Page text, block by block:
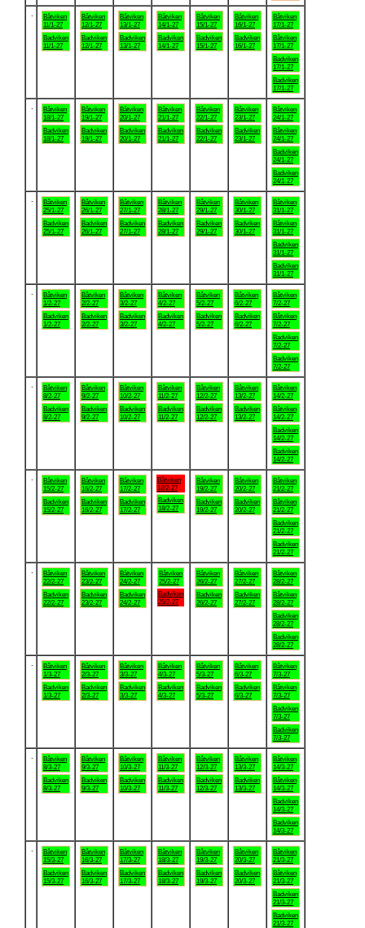
Båtviken
11/1-27
Badviken
11/1-27
Båtviken
12/1-27
Badviken
12/1-27
Båtviken
13/1-27
Badviken
13/1-27
Båtviken
14/1-27
Badviken
14/1-27
Båtviken
15/1-27
Badviken
15/1-27
Båtviken
16/1-27
Badviken
16/1-27
Båtviken
17/1-27
Båtviken
17/1-27
Badviken
17/1-27
Badviken
17/1-27
Båtviken
18/1-27
Badviken
18/1-27
Båtviken
19/1-27
Badviken
19/1-27
Båtviken
20/1-27
Badviken
20/1-27
Båtviken
21/1-27
Badviken
21/1-27
Båtviken
22/1-27
Badviken
22/1-27
Båtviken
23/1-27
Badviken
23/1-27
Båtviken
24/1-27
Båtviken
24/1-27
Badviken
24/1-27
Badviken
24/1-27
Båtviken
25/1-27
Badviken
25/1-27
Båtviken
26/1-27
Badviken
26/1-27
Båtviken
27/1-27
Badviken
27/1-27
Båtviken
28/1-27
Badviken
28/1-27
Båtviken
29/1-27
Badviken
29/1-27
Båtviken
30/1-27
Badviken
30/1-27
Båtviken
31/1-27
Båtviken
31/1-27
Badviken
31/1-27
Badviken
31/1-27
Båtviken
1/2-27
Badviken
1/2-27
Båtviken
2/2-27
Badviken
2/2-27
Båtviken
3/2-27
Badviken
3/2-27
Båtviken
4/2-27
Badviken
4/2-27
Båtviken
5/2-27
Badviken
5/2-27
Båtviken
6/2-27
Badviken
6/2-27
Båtviken
7/2-27
Båtviken
7/2-27
Badviken
7/2-27
Badviken
7/2-27
Båtviken
8/2-27
Badviken
8/2-27
Båtviken
9/2-27
Badviken
9/2-27
Båtviken
10/2-27
Badviken
10/2-27
Båtviken
11/2-27
Badviken
11/2-27
Båtviken
12/2-27
Badviken
12/2-27
Båtviken
13/2-27
Badviken
13/2-27
Båtviken
14/2-27
Båtviken
14/2-27
Badviken
14/2-27
Badviken
14/2-27
Båtviken
15/2-27
Badviken
15/2-27
Båtviken
16/2-27
Badviken
16/2-27
Båtviken
17/2-27
Badviken
17/2-27
Båtviken
18/2-27
Badviken
18/2-27
Båtviken
19/2-27
Badviken
19/2-27
Båtviken
20/2-27
Badviken
20/2-27
Båtviken
21/2-27
Båtviken
21/2-27
Badviken
21/2-27
Badviken
21/2-27
Båtviken
22/2-27
Badviken
22/2-27
Båtviken
23/2-27
Badviken
23/2-27
Båtviken
24/2-27
Badviken
24/2-27
Båtviken
25/2-27
Badviken
25/2-27
Båtviken
26/2-27
Badviken
26/2-27
Båtviken
27/2-27
Badviken
27/2-27
Båtviken
28/2-27
Båtviken
28/2-27
Badviken
28/2-27
Badviken
28/2-27
Båtviken
1/3-27
Badviken
1/3-27
Båtviken
2/3-27
Badviken
2/3-27
Båtviken
3/3-27
Badviken
3/3-27
Båtviken
4/3-27
Badviken
4/3-27
Båtviken
5/3-27
Badviken
5/3-27
Båtviken
6/3-27
Badviken
6/3-27
Båtviken
7/3-27
Båtviken
7/3-27
Badviken
7/3-27
Badviken
7/3-27
Båtviken
8/3-27
Badviken
8/3-27
Båtviken
9/3-27
Badviken
9/3-27
Båtviken
10/3-27
Badviken
10/3-27
Båtviken
11/3-27
Badviken
11/3-27
Båtviken
12/3-27
Badviken
12/3-27
Båtviken
13/3-27
Badviken
13/3-27
Båtviken
14/3-27
Båtviken
14/3-27
Badviken
14/3-27
Badviken
14/3-27
Båtviken
15/3-27
Badviken
15/3-27
Båtviken
16/3-27
Badviken
16/3-27
Båtviken
17/3-27
Badviken
17/3-27
Båtviken
18/3-27
Badviken
18/3-27
Båtviken
19/3-27
Badviken
19/3-27
Båtviken
20/3-27
Badviken
20/3-27
Båtviken
21/3-27
Båtviken
21/3-27
Badviken
21/3-27
Badviken
21/3-27